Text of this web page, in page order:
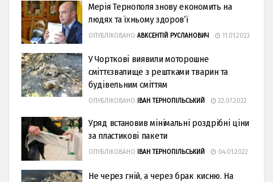
Мерія Тернополя знову економить на
людях та їхньому здоров’ї
ОПУБЛІКОВАНО АВКСЕНТІЙ РУСЛАНОВИЧ 11.01.2023
У Чорткові виявили моторошне
сміттєзвалище з рештками тварин та
будівельним сміттям
ОПУБЛІКОВАНО ІВАН ТЕРНОПІЛЬСЬКИЙ 22.07.2022
Уряд встановив мінімальні роздрібні ціни
за пластикові пакети
ОПУБЛІКОВАНО ІВАН ТЕРНОПІЛЬСЬКИЙ 04.01.2022
Не через гній, а через брак кисню. На